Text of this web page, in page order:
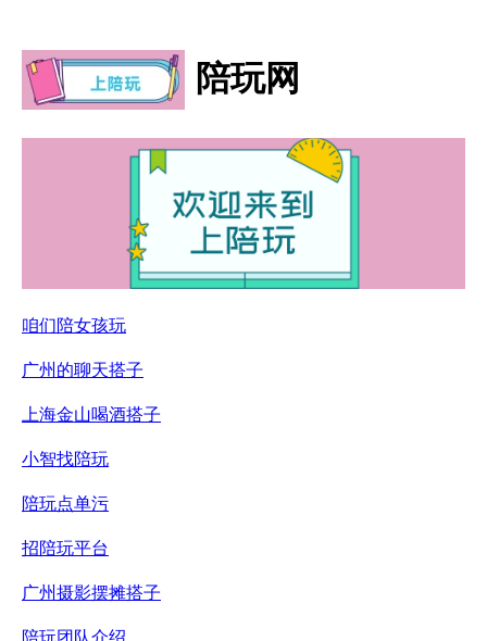
陪玩网
咱们陪女孩玩
广州的聊天搭子
上海金山喝酒搭子
小智找陪玩
陪玩点单污
招陪玩平台
广州摄影摆摊搭子